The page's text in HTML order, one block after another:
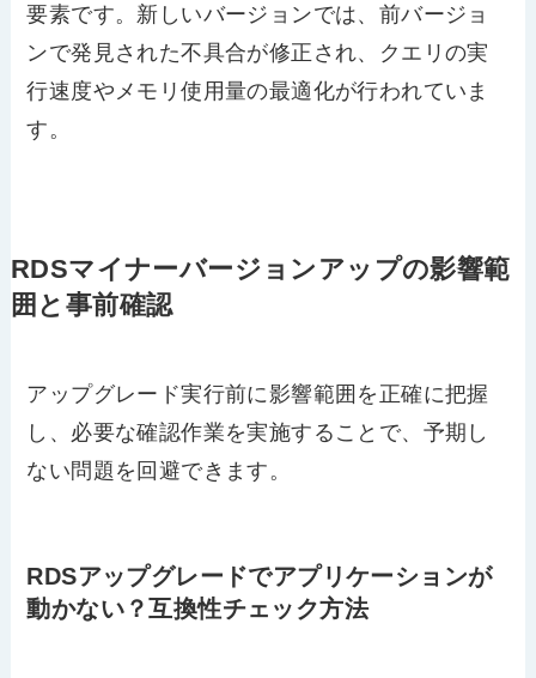
要素です。新しいバージョンでは、前バージョ
ンで発見された不具合が修正され、クエリの実
行速度やメモリ使用量の最適化が行われていま
す。
RDSマイナーバージョンアップの影響範
囲と事前確認
アップグレード実行前に影響範囲を正確に把握
し、必要な確認作業を実施することで、予期し
ない問題を回避できます。
RDSアップグレードでアプリケーションが
動かない？互換性チェック方法